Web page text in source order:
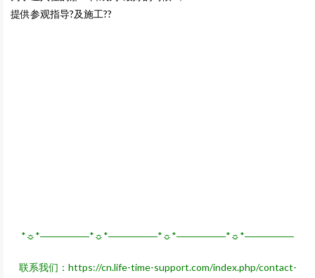
提供参观指导?及施工?️?
*☼*―――――*☼*―――――*☼*―――――*☼*―――――
联系我们： https://cn.life-time-support.com/index.php/contact-